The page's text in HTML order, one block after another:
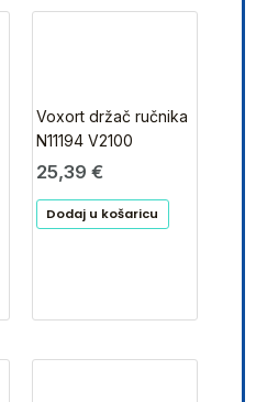
Voxort držač ručnika
N11194 V2100
25,39 €
Dodaj u košaricu